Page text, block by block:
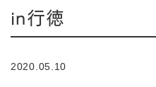
in行徳
2020.05.10